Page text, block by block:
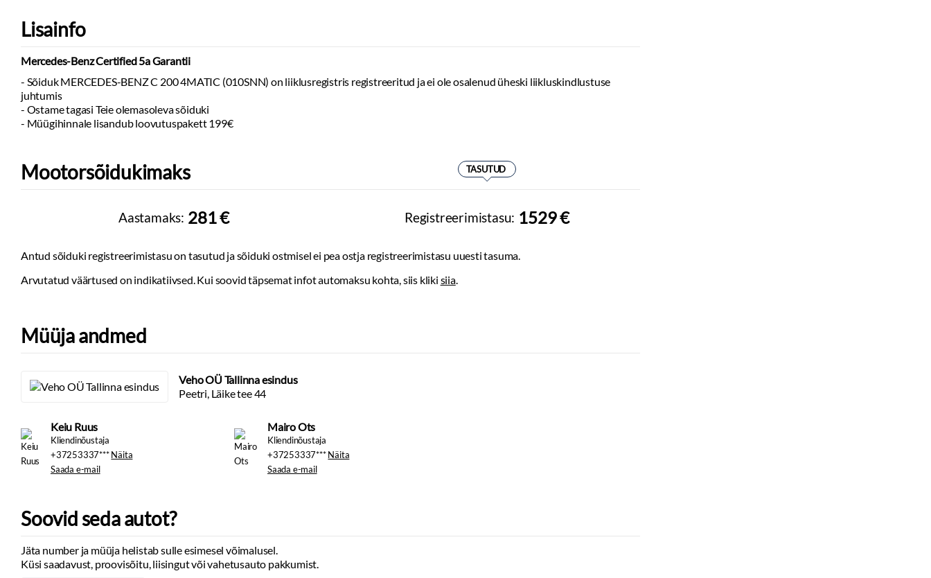
Start-stopp süsteem
Muu
Ambient taustavalgustus
Lisainfo
Mercedes-Benz Certified 5a Garantii
- Sõiduk MERCEDES-BENZ C 200 4MATIC (010SNN) on liiklusregistris registreeritud ja ei ole osalenud üheski liikluskindlustuse
juhtumis
- Ostame tagasi Teie olemasoleva sõiduki
- Müügihinnale lisandub loovutuspakett 199€
Mootorsõidukimaks
Aastamaks: 281 € Registreerimistasu: 1529 €
TASUTUD
Antud sõiduki registreerimistasu on tasutud ja sõiduki ostmisel ei pea ostja registreerimistasu uuesti tasuma.
Arvutatud väärtused on indikatiivsed. Kui soovid täpsemat infot automaksu kohta, siis kliki siia.
Müüja andmed
Veho OÜ Tallinna esindus
Peetri, Läike tee 44
Keiu Ruus
Kliendinõustaja
+37253337***Näita
Saada e-mail
Mairo Ots
Kliendinõustaja
+37253337***Näita
Saada e-mail
Soovid seda autot?
Jäta number ja müüja helistab sulle esimesel võimalusel.
Küsi saadavust, proovisõitu, liisingut või vahetusauto pakkumist.